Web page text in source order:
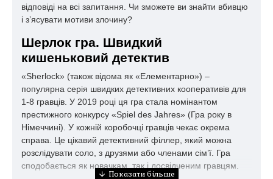
відповіді на всі запитання. Чи зможете ви знайти вбивцю
і з’ясувати мотиви злочину?
Шерлок гра. Швидкий
кишеньковий детектив
«Sherlock» (також відома як «Елементарно») –
популярна серія швидких детективних кооперативів для
1-8 гравців. У 2019 році ця гра стала номінантом
престижного конкурсу «Spiel des Jahres» (Гра року в
Німеччині). У кожній коробочці гравців чекає окрема
справа. Це цікавий детективний філлер, який можна
розслідувати соло, з друзями або членами сім’ї. Гра
сподобається як новачкам, так і досвідченим гравцям.